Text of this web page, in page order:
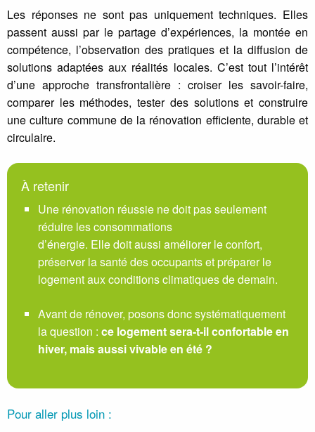
Les réponses ne sont pas uniquement techniques. Elles
passent aussi par le partage d’expériences, la montée en
compétence, l’observation des pratiques et la diffusion de
solutions adaptées aux réalités locales. C’est tout l’intérêt
d’une approche transfrontalière : croiser les savoir-faire,
comparer les méthodes, tester des solutions et construire
une culture commune de la rénovation efficiente, durable et
circulaire.
À retenir
Une rénovation réussie ne doit pas seulement
réduire les consommations
d’énergie. Elle doit aussi améliorer le confort,
préserver la santé des occupants et préparer le
logement aux conditions climatiques de demain.
Avant de rénover, posons donc systématiquement
la question : ce logement sera-t-il confortable en
hiver, mais aussi vivable en été ?
Pour aller plus loin :